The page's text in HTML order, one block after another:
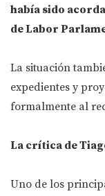
había sido
de Labor
La situación
expedientes y
formalmente al
La crítica de
Uno de los